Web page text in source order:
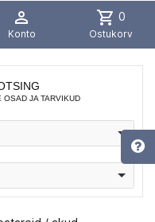

Konto
shopping_cart 0
Ostukorv
OSAD JA TARVIKUD